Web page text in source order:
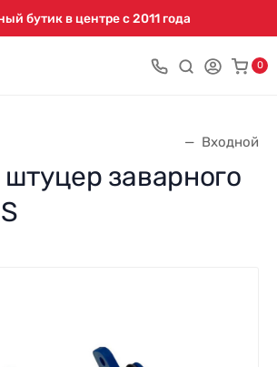
бутик в центре с 2011 года
0
Входной
заварного